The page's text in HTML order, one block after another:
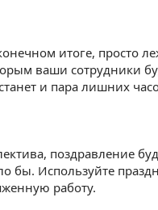
итоге, просто
ваши сотрудники
и пара лишних
поздравление
бы. Используйте
работу.